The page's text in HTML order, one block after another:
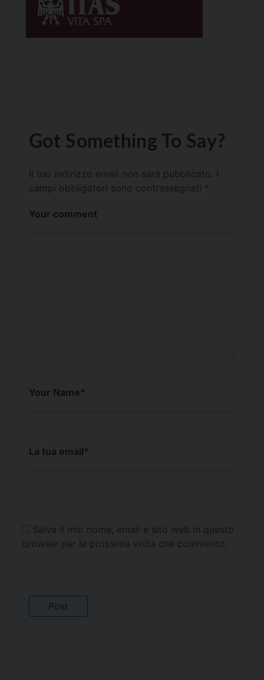
Got Something To Say?
Il tuo indirizzo email non sarà pubblicato.
campi obbligatori sono contrassegnati *
Your comment
Your Name*
La tua email*
Salva il mio nome, email e sito web in questo
browser per la prossima volta che commento.